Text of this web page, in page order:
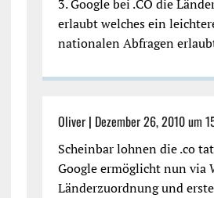
3. Google bei .CO die
erlaubt welches ein
nationalen Abfragen
Oliver| Dezember 26, 2010 um
Scheinbar lohnen die .co
Google ermöglicht nun via
Länderzuordnung und